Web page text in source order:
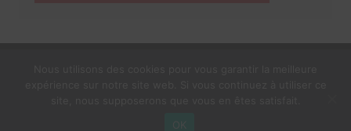
À propos
OK